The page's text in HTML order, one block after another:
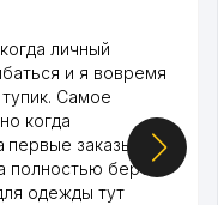
личный
и я вовремя
Самое
когда
первые заказы,
полностью берет
одежды тут